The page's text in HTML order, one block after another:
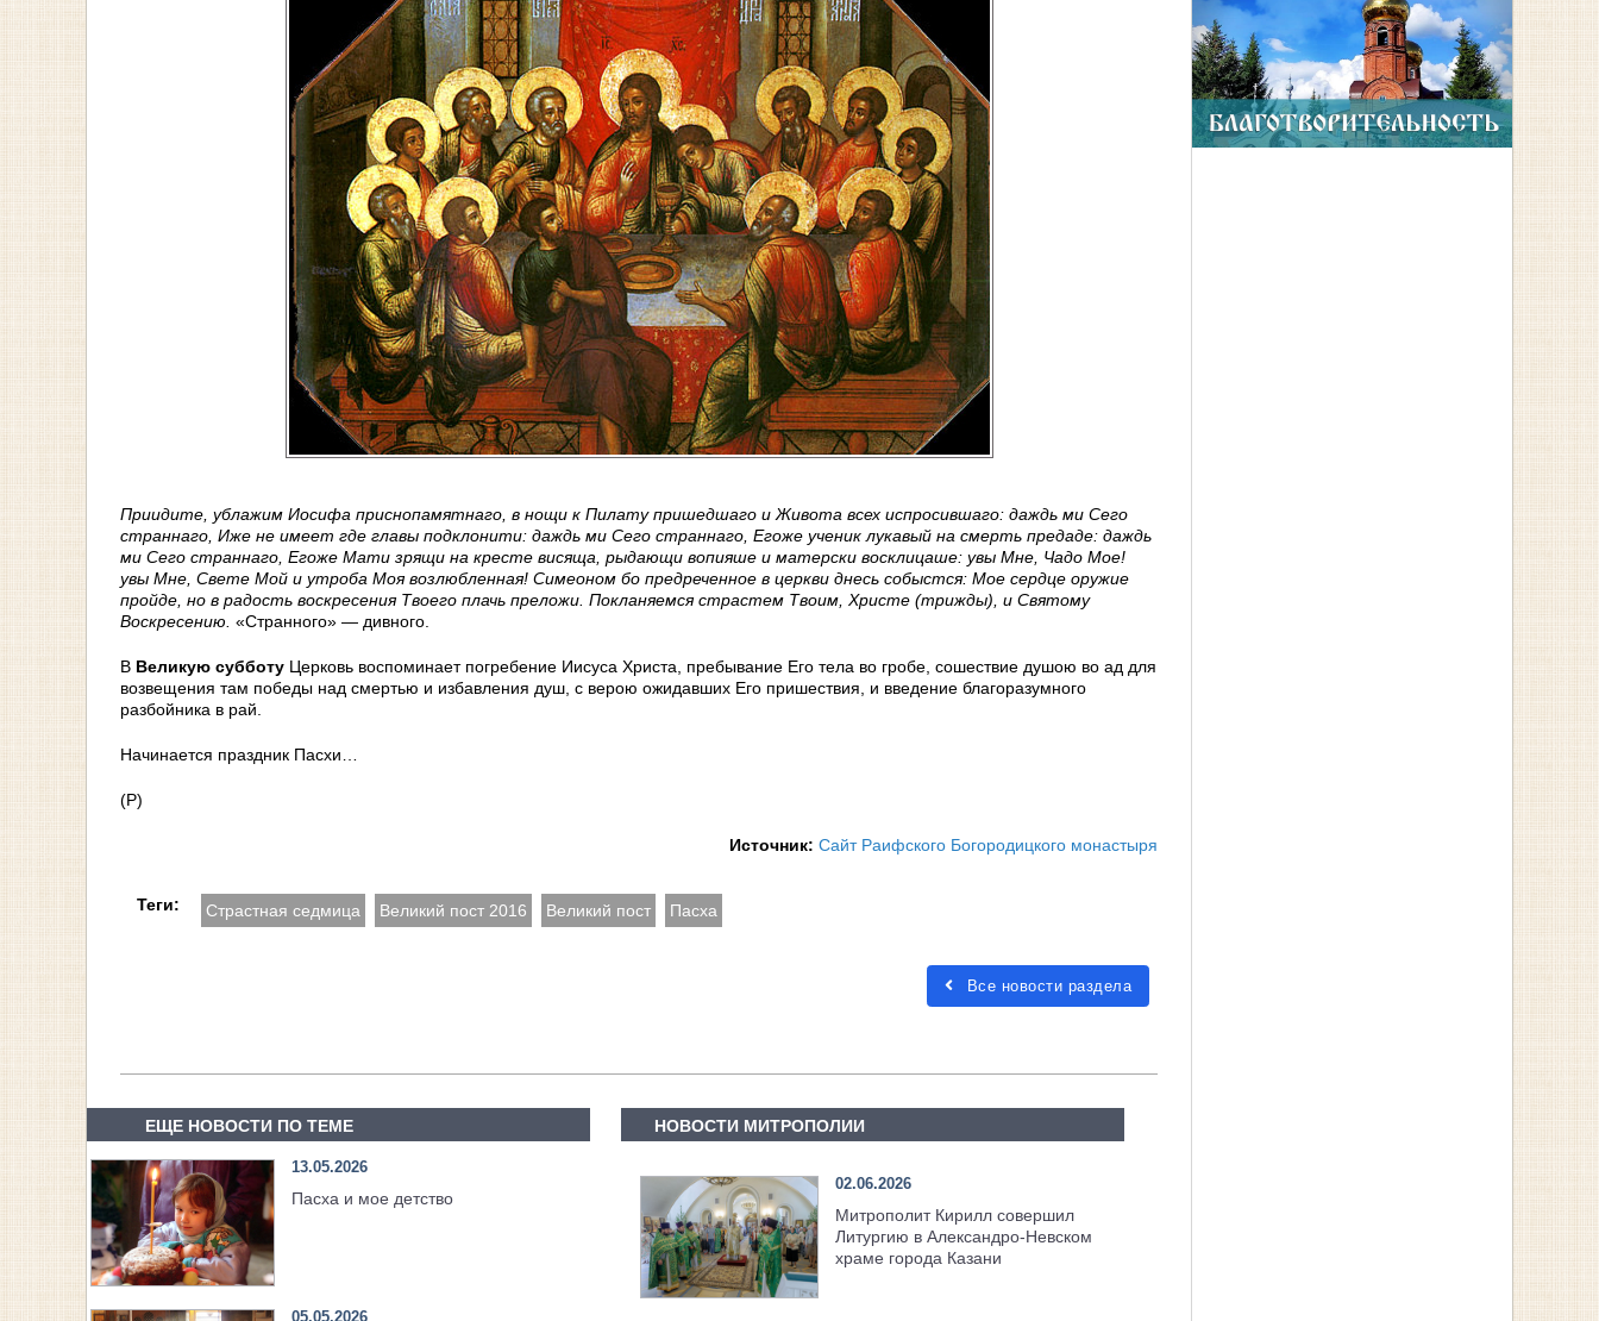
Приидите, ублажим Иосифа приснопамятнаго, в нощи к Пилату пришедшаго и Живота всех испросившаго: даждь ми Сего
страннаго, Иже не имеет где главы подклонити: даждь ми Сего страннаго, Егоже ученик лукавый на смерть предаде: даждь
ми Сего страннаго, Егоже Мати зрящи на кресте висяща, рыдающи вопияше и матерски восклицаше: увы Мне, Чадо Мое!
увы Мне, Свете Мой и утроба Моя возлюбленная! Симеоном бо предреченное в церкви днесь собыстся: Мое сердце оружие
пройде, но в радость воскресения Твоего плачь преложи. Покланяемся страстем Твоим, Христе (трижды), и Святому
Воскресению. «Странного» — дивного.
В Великую субботу Церковь воспоминает погребение Иисуса Христа, пребывание Его тела во гробе, сошествие душою во ад для
возвещения там победы над смертью и избавления душ, с верою ожидавших Его пришествия, и введение благоразумного
разбойника в рай.
Начинается праздник Пасхи…
(Р)
Источник: Сайт Раифского Богородицкого монастыря
Теги: Страстная седмица Великий пост 2016 Великий пост Пасха
Все новости раздела
ЕЩЕ НОВОСТИ ПО ТЕМЕ
13.05.2026
Пасха и мое детство
05.05.2026
НОВОСТИ МИТРОПОЛИИ
02.06.2026
Митрополит Кирилл совершил
Литургию в Александро-Невском
храме города Казани